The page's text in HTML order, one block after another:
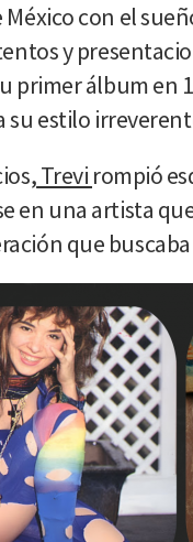
México con el
y
primer álbum en
su estilo
Trevi rompió
en una artista
que